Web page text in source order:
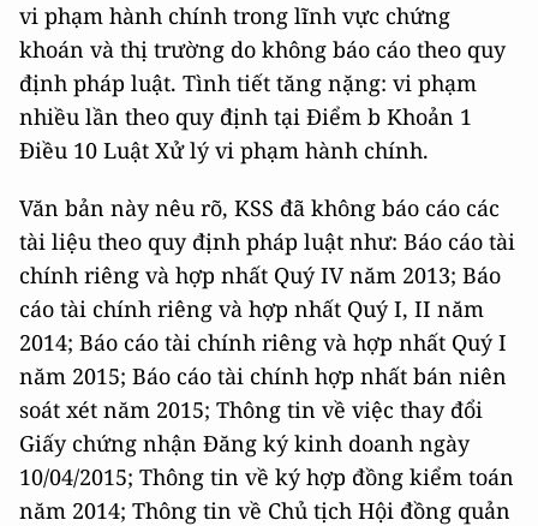
vi phạm hành chính trong lĩnh vực chứng
khoán và thị trường do không báo cáo theo quy
định pháp luật. Tình tiết tăng nặng: vi phạm
nhiều lần theo quy định tại Điểm b Khoản 1
Điều 10 Luật Xử lý vi phạm hành chính.
Văn bản này nêu rõ, KSS đã không báo cáo các
tài liệu theo quy định pháp luật như: Báo cáo tài
chính riêng và hợp nhất Quý IV năm 2013; Báo
cáo tài chính riêng và hợp nhất Quý I, II năm
2014; Báo cáo tài chính riêng và hợp nhất Quý I
năm 2015; Báo cáo tài chính hợp nhất bán niên
soát xét năm 2015; Thông tin về việc thay đổi
Giấy chứng nhận Đăng ký kinh doanh ngày
10/04/2015; Thông tin về ký hợp đồng kiểm toán
năm 2014; Thông tin về Chủ tịch Hội đồng quản